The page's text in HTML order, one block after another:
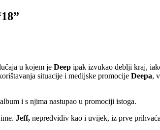
u kojem je Deep ipak izvukao deblji kraj,
situacije i medijske promocije Deepa,
i s njima nastupao u promociji istoga.
Jeff, nepredvidiv kao i uvijek, iz prve